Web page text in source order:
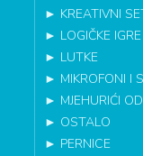
► KREATIVNI
► LOGIČKE IGRE
► LUTKE
► MIKROFONI I
► MJEHURIĆI
► OSTALO
► PERNICE